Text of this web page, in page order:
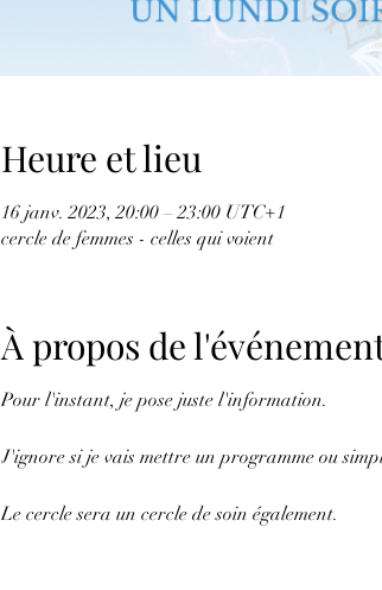
Heure et lieu
16 janv. 2023, 20:00 – 23:00 UTC+1
cercle de femmes - celles qui voient
À propos de
Pour l'instant, je pose juste l'information.
J'ignore si je vais mettre un programme ou
Le cercle sera un cercle de soin également.